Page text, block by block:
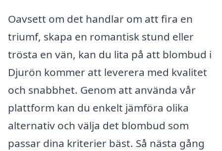
Oavsett om det handlar om att fira en
triumf, skapa en romantisk stund eller
trösta en vän, kan du lita på att blombud i
Djurön kommer att leverera med kvalitet
och snabbhet. Genom att använda vår
plattform kan du enkelt jämföra olika
alternativ och välja det blombud som
passar dina kriterier bäst. Så nästa gång